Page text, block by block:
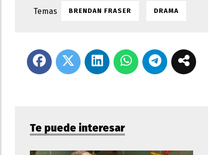
BRENDAN FRASER DRAMA
Te puede interesar